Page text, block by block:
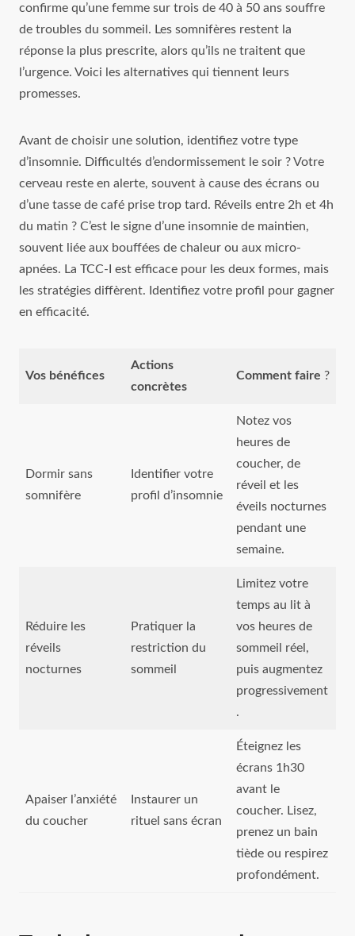
confirme qu’une femme sur trois de 40 à 50 ans souffre
de troubles du sommeil. Les somnifères restent la
réponse la plus prescrite, alors qu’ils ne traitent que
l’urgence. Voici les alternatives qui tiennent leurs
promesses.
Avant de choisir une solution, identifiez votre type
d’insomnie. Difficultés d’endormissement le soir ? Votre
cerveau reste en alerte, souvent à cause des écrans ou
d’une tasse de café prise trop tard. Réveils entre 2h et 4h
du matin ? C’est le signe d’une insomnie de maintien,
souvent liée aux bouffées de chaleur ou aux micro-
apnées. La TCC-I est efficace pour les deux formes, mais
les stratégies diffèrent. Identifiez votre profil pour gagner
en efficacité.
Vos bénéfices
Actions
concrètes
Comment faire ?
Dormir sans
somnifère
Identifier votre
profil d’insomnie
Notez vos
heures de
coucher, de
réveil et les
éveils nocturnes
pendant une
semaine.
Réduire les
réveils
nocturnes
Pratiquer la
restriction du
sommeil
Limitez votre
temps au lit à
vos heures de
sommeil réel,
puis augmentez
progressivement
.
Apaiser l’anxiété
du coucher
Instaurer un
rituel sans écran
Éteignez les
écrans 1h30
avant le
coucher. Lisez,
prenez un bain
tiède ou respirez
profondément.